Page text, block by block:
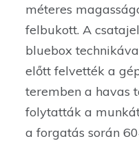
méteres
felbukott. A
bluebox
előtt felvették a
teremben a havas
folytatták a
a forgatás során